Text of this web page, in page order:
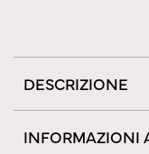
DESCRIZIONE
INFORMAZIONI